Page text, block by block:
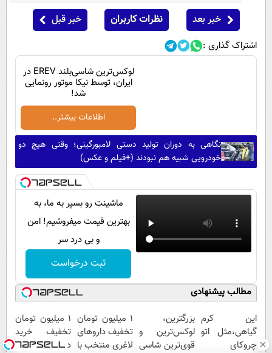
خبر بعد نظرات کاربران خبر قبل
اشتراک گذاری :
لوکس‌ترین شاسی‌بلند EREV در
ایران، توسط نیکا موتور رونمایی
شد!
اطلاعات بیشتر..
نگاهی به دوران تولید دستی لامبورگینی؛ وقتی هیچ دو
خودرویی شبیه هم نبودند (+فیلم و عکس)
ماشینت رو بسپر به ما، به
بهترین قیمت میفروشیم! امن
و بی درد سر
ثبت درخواست
مطالب پیشنهادی
این کرم
گیاهی،مثل اتو
چروکای
بزرگترین،
لوکس‌ترین و
قوی‌ترین شاسی
۱ میلیون تومان
تخفیف داروهای
لاغری منتخب با
1 میلیون تومان
تخفیف خرید
داروهای لاغری